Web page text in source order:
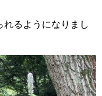
るようになりまし